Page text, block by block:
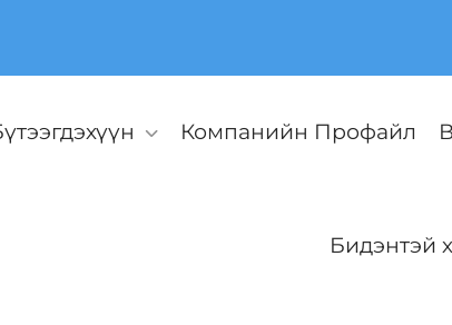
Компанийн Профайл
Бидэнтэй